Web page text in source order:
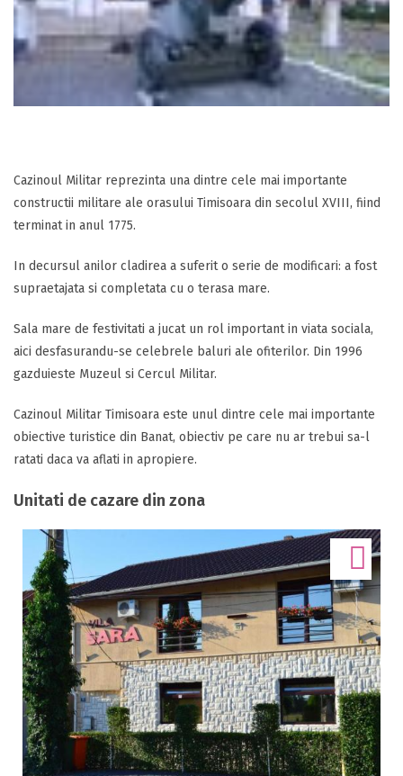
Cazinoul Militar reprezinta una dintre cele mai importante
constructii militare ale orasului Timisoara din secolul XVIII, fiind
terminat in anul 1775.
In decursul anilor cladirea a suferit o serie de modificari: a fost
supraetajata si completata cu o terasa mare.
Sala mare de festivitati a jucat un rol important in viata sociala,
aici desfasurandu-se celebrele baluri ale ofiterilor. Din 1996
gazduieste Muzeul si Cercul Militar.
Cazinoul Militar Timisoara este unul dintre cele mai importante
obiective turistice din Banat, obiectiv pe care nu ar trebui sa-l
ratati daca va aflati in apropiere.
Unitati de cazare din zona